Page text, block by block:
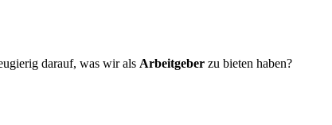
darauf, was wir als Arbeitgeber zu bieten haben?